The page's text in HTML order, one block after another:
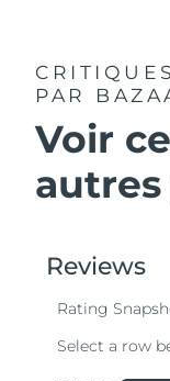
PAR
Voir
autres